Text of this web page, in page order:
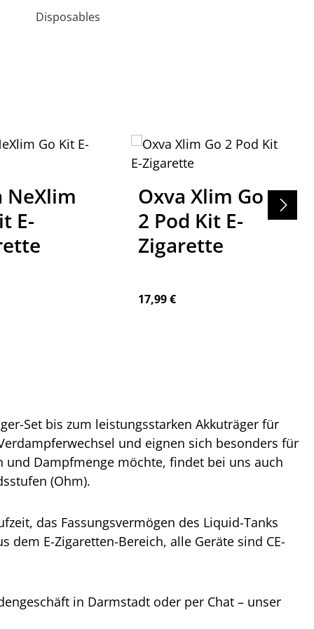
Disposables
Oxva Xlim Go
2 Pod Kit E-
Zigarette
Nano
Kit
Set bis zum leistungsstarken Akkuträger für
und eignen sich besonders für
und Dampfmenge möchte, findet bei uns auch
(Ohm).
das Fassungsvermögen des Liquid-Tanks
E-Zigaretten-Bereich, alle Geräte sind CE-
in Darmstadt oder per Chat – unser